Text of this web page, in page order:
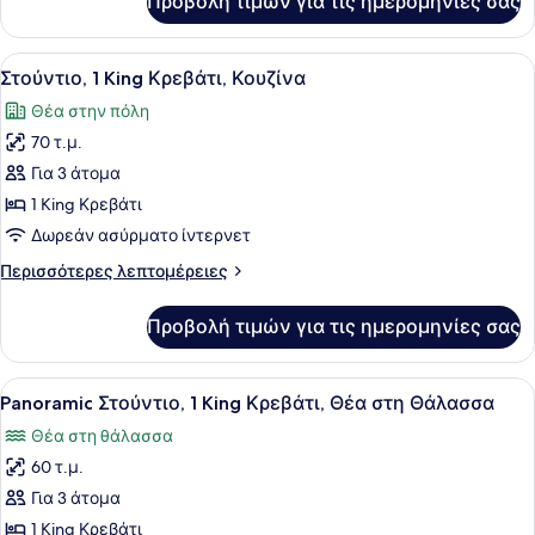
Skyline
View)
1
King
Κρεβάτι
&
Skyline
Προβολή
όλων
των
φωτογραφιών
για
Στούντιο,
1
Κρεβάτι,
Ένα σύγχρονο δωμάτιο
9
Στούντιο, 1 King Κρεβάτι, Κουζίνα
Θέα στην πόλη
70 τ.μ.
Για 3 άτομα
1 King Κρεβάτι
Δωρεάν ασύρματο ίντερνετ
Περισσότερες λεπτομέρειες
Περισσότερες
1
King
Κρεβάτι,
Προβολή τιμών για τις ημερομηνίες σας
Προβολή
όλων
των
φωτογραφιών
για
Panoramic
Ένα σύγχρονο δωμάτιο
9
Panoramic Στούντιο, 1 King Κρεβάτι, Θέα στη Θάλασσα
Θέα στη θάλασσα
60 τ.μ.
Για 3 άτομα
1 King Κρεβάτι